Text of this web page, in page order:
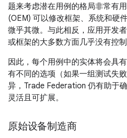
题来考虑潜在用例的格局非常有
(OEM) 可以修改框架、系统和硬
微乎其微。与此相反，应用开发
或框架的大多数方面几乎没有控制
因此，每个用例中的实体将会具
有不同的选项（如果一组测试失
异，Trade Federation 仍有助于
灵活且可扩展。
原始设备制造商